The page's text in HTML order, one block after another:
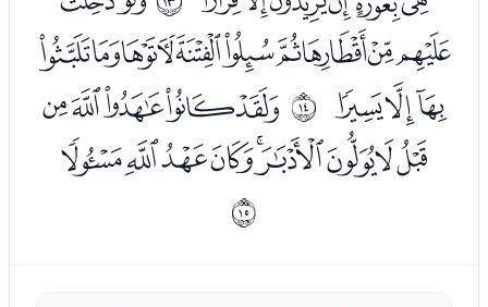
ﯪﯫﯬﯭﯮﯯﯰﯱﯲ
ﯳﯴﯵ ﰍ ﯷﯸﯹﯺﯻ
ﯼﯽﯾﯿﰀﰁﰂﰃﰄ
ﰎ